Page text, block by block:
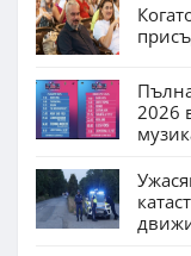
2026